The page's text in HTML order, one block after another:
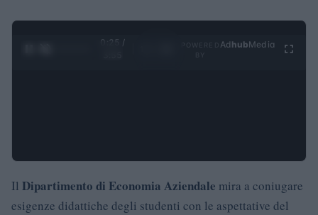
0:26 /
Ad hubMedia
Il Dipartimento di Economia Aziendale mira a coniugare
esigenze didattiche degli studenti con le aspettative del